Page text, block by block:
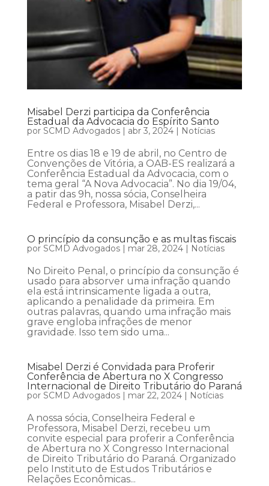
Misabel Derzi participa da Conferência
Estadual da Advocacia do Espírito Santo
por SCMD Advogados| abr 3, 2024| Notícias
Entre os dias 18 e 19 de abril, no Centro de
Convenções de Vitória, a OAB-ES realizará a
Conferência Estadual da Advocacia, com o
tema geral “A Nova Advocacia”. No dia 19/04,
a patir das 9h, nossa sócia, Conselheira
Federal e Professora, Misabel Derzi,...
O princípio da consunção e as multas fiscais
por SCMD Advogados| mar 28, 2024| Notícias
No Direito Penal, o princípio da consunção é
usado para absorver uma infração quando
ela está intrinsicamente ligada a outra,
aplicando a penalidade da primeira. Em
outras palavras, quando uma infração mais
grave engloba infrações de menor
gravidade. Isso tem sido uma...
Misabel Derzi é Convidada para Proferir
Conferência de Abertura no X Congresso
Internacional de Direito Tributário do Paraná
por SCMD Advogados| mar 22, 2024| Notícias
A nossa sócia, Conselheira Federal e
Professora, Misabel Derzi, recebeu um
convite especial para proferir a Conferência
de Abertura no X Congresso Internacional
de Direito Tributário do Paraná. Organizado
pelo Instituto de Estudos Tributários e
Relações Econômicas...